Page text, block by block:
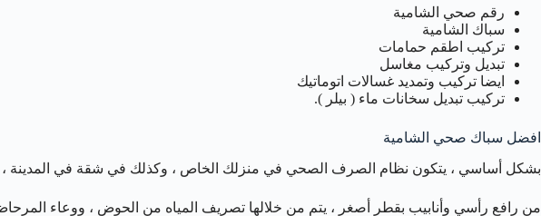
رقم صحي الشامية
سباك الشامية
تركيب اطقم حمامات
تبديل وتركيب مغاسل
ايضا تركيب وتمديد غسالات اتوماتيك
تركيب تبديل سخانات ماء ( بيلر ).
افضل سباك صحي الشامية
بشكل أساسي ، يتكون نظام الصرف الصحي في منزلك الخاص ، وكذلك في شقة في المدينة ،
من رافع رأسي وأنابيب بقطر أصغر ، يتم من خلالها تصريف المياه من الحوض ، ووعاء